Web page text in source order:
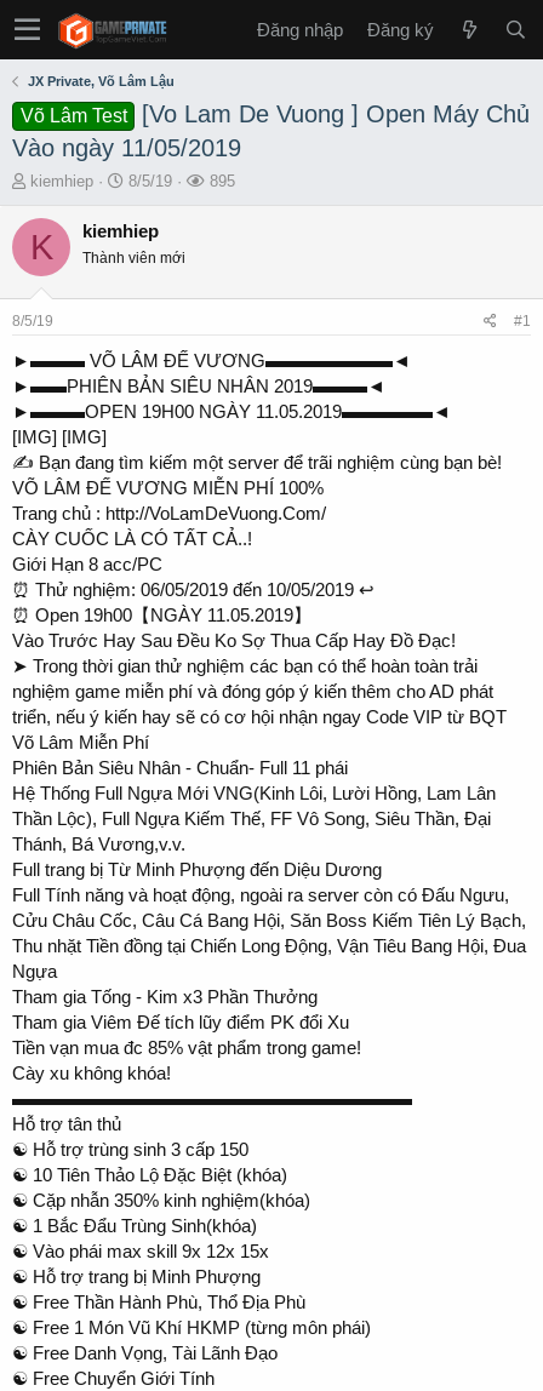
Đăng nhập Đăng ký
JX Private, Võ Lâm Lậu
Võ Lâm Test
[Vo Lam De Vuong ] Open Máy Chủ
Vào ngày 11/05/2019
T
r
e
s
t
e
r
kiemhiep
S
a
t
e
8/5/19
L
895
K kiemhiep
Thành viên mới
8/5/19 #1
►▬▬▬ VÕ LÂM ĐẾ VƯƠNG▬▬▬▬▬▬▬◄
►▬▬PHIÊN BẢN SIÊU NHÂN 2019▬▬▬◄
►▬▬▬OPEN 19H00 NGÀY 11.05.2019▬▬▬▬▬◄
[IMG] [IMG]
✍ Bạn đang tìm kiếm một server để trãi nghiệm cùng bạn bè!
VÕ LÂM ĐẾ VƯƠNG MIỄN PHÍ 100%
Trang chủ : http://VoLamDeVuong.Com/
CÀY CUỐC LÀ CÓ TẤT CẢ..!
Giới Hạn 8 acc/PC
⏰ Thử nghiệm: 06/05/2019 đến 10/05/2019 ↩
⏰ Open 19h00【NGÀY 11.05.2019】
Vào Trước Hay Sau Đều Ko Sợ Thua Cấp Hay Đồ Đạc!
➤ Trong thời gian thử nghiệm các bạn có thể hoàn toàn trải
nghiệm game miễn phí và đóng góp ý kiến thêm cho AD phát
triển, nếu ý kiến hay sẽ có cơ hội nhận ngay Code VIP từ BQT
Võ Lâm Miễn Phí
Phiên Bản Siêu Nhân - Chuẩn- Full 11 phái
Hệ Thống Full Ngựa Mới VNG(Kinh Lôi, Lười Hồng, Lam Lân
Thần Lộc), Full Ngựa Kiếm Thế, FF Vô Song, Siêu Thần, Đại
Thánh, Bá Vương,v.v.
Full trang bị Từ Minh Phượng đến Diệu Dương
Full Tính năng và hoạt động, ngoài ra server còn có Đấu Ngưu,
Cửu Châu Cốc, Câu Cá Bang Hội, Săn Boss Kiếm Tiên Lý Bạch,
Thu nhặt Tiền đồng tại Chiến Long Động, Vận Tiêu Bang Hội, Đua
Ngựa
Tham gia Tống - Kim x3 Phần Thưởng
Tham gia Viêm Đế tích lũy điểm PK đổi Xu
Tiền vạn mua đc 85% vật phẩm trong game!
Cày xu không khóa!
▬▬▬▬▬▬▬▬▬▬▬▬▬▬▬▬▬▬▬▬▬▬
Hỗ trợ tân thủ
☯️ Hỗ trợ trùng sinh 3 cấp 150
☯️ 10 Tiên Thảo Lộ Đặc Biệt (khóa)
☯️ Cặp nhẫn 350% kinh nghiệm(khóa)
☯️ 1 Bắc Đẩu Trùng Sinh(khóa)
☯️ Vào phái max skill 9x 12x 15x
☯️ Hỗ trợ trang bị Minh Phượng
☯️ Free Thần Hành Phù, Thổ Địa Phù
☯️ Free 1 Món Vũ Khí HKMP (từng môn phái)
☯️ Free Danh Vọng, Tài Lãnh Đạo
☯️ Free Chuyển Giới Tính